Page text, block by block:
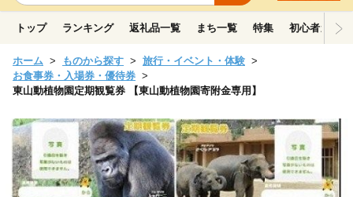
トップ ランキング 返礼品一覧 まち一覧 特集 初心者ガイド
ホーム ものから探す
旅行・イベント・体験
お食事券・入場券・優待券
東山動植物園定期観覧券 【東山動植物園寄附金専用】